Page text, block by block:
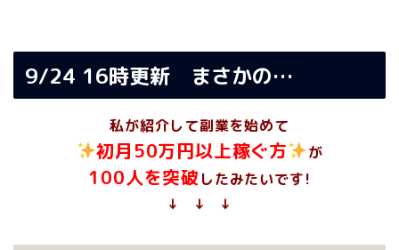
9/24 16時更新 まさかの…
私が紹介して副業を始めて
初月50万円以上稼ぐ方 が
100人を突破 したみたいです!
↓ ↓ ↓